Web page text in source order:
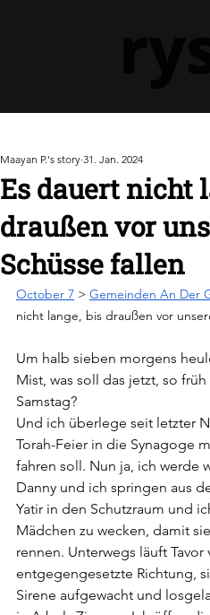
Es dauert nicht
draußen vor
Schüsse fallen
Maayan P.'s story 31. Jan. 2024
October 7 > Gemeinden An Der
nicht lange, bis draußen vor
Um halb sieben morgens
Mist, was soll das jetzt, so
Samstag?
Und ich überlege seit letzter
Torah-Feier in die Synagoge
fahren soll. Nun ja, ich werde
Danny und ich springen aus
Yatir in den Schutzraum und
Mädchen zu wecken, damit
rennen. Unterwegs läuft
entgegengesetzte Richtung,
Sirene aufgewacht und